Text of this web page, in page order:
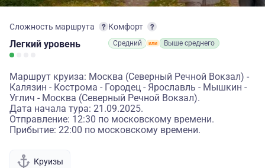
Сложность маршрута
Легкий уровень
Комфорт
Средний Выше среднего
Маршрут круиза: Москва (Северный Речной Вокзал) -
Калязин - Кострома - Городец - Ярославль - Мышкин -
Углич - Москва (Северный Речной Вокзал).
Дата начала тура: 21.09.2025.
Отправление: 12:30 по московскому времени.
Прибытие: 22:00 по московскому времени.
Круизы